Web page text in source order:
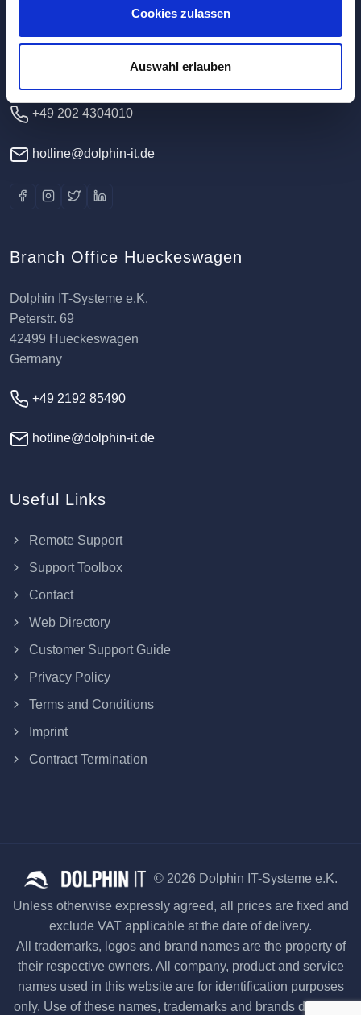
Cookies zulassen
Auswahl erlauben
Dolphin IT-Systeme e.K.
Clausewitzstr. 47A
+49 202 4304010
hotline@dolphin-it.de
Branch Office Hueckeswagen
Dolphin IT-Systeme e.K.
Peterstr. 69
42499 Hueckeswagen
Germany
+49 2192 85490
hotline@dolphin-it.de
Useful Links
Remote Support
Support Toolbox
Contact
Web Directory
Customer Support Guide
Privacy Policy
Terms and Conditions
Imprint
Contract Termination
© 2026 Dolphin IT-Systeme e.K.
Unless otherwise expressly agreed, all prices are fixed and
exclude VAT applicable at the date of delivery.
All trademarks, logos and brand names are the property of
their respective owners. All company, product and service
names used in this website are for identification purposes
only. Use of these names, trademarks and brands does not